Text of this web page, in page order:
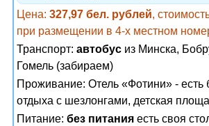
Цена: 327,97 бел. рублей,
при размещении в 4-х местном
Транспорт: автобус из Минска,
Гомель (забираем)
Проживание: Отель «Фотини» - есть
отдыха с шезлонгами, детская
Питание: без питания есть своя